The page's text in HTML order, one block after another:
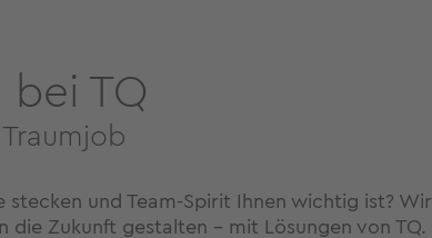
TQ
stecken und Team-Spirit Ihnen wichtig ist? Wir
die Zukunft gestalten - mit Lösungen von TQ.